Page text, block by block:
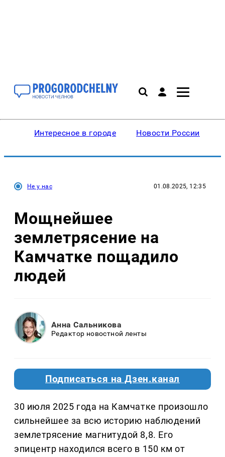
Интересное в городе Новости России
Не у нас 01.08.2025, 12:35
Мощнейшее
землетрясение на
Камчатке пощадило
людей
Анна Сальникова
Редактор новостной ленты
Подписаться на Дзен.канал
30 июля 2025 года на Камчатке произошло
сильнейшее за всю историю наблюдений
землетрясение магнитудой 8,8. Его
эпицентр находился всего в 150 км от